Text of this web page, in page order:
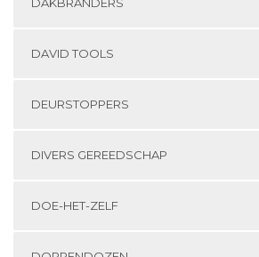
DAVID TOOLS
DEURSTOPPERS
DIVERS GEREEDSCHAP
DOE-HET-ZELF